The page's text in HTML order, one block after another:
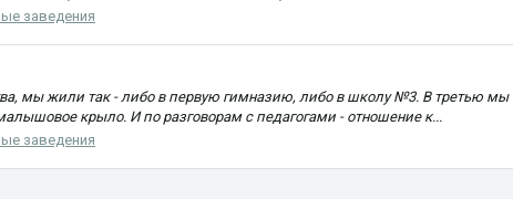
заведения
мы жили так - либо в первую гимназию, либо в школу №3. В третью
крыло. И по разговорам с педагогами - отношение к...
заведения